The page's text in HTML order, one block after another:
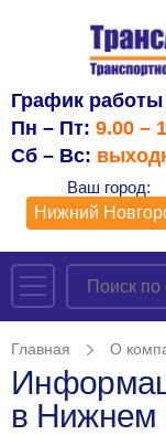
График работы
Пн – Пт: 9.00 –
Сб – Вс:
Ваш город:
Нижний
Главная О
в Нижнем